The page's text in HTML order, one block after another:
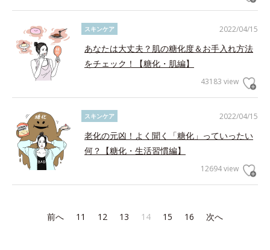
2022/04/15
スキンケア
あなたは大丈夫？肌の糖化度＆お手入れ方法
をチェック！【糖化・肌編】
43183 view
2022/04/15
スキンケア
老化の元凶！よく聞く「糖化」っていったい
何？【糖化・生活習慣編】
12694 view
前へ 11 12 13 14 15 16 次へ